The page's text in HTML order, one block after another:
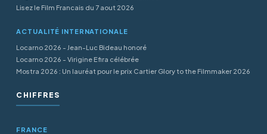
Lisez le Film Francais du 7 aout 2026
ACTUALITÉ INTERNATIONALE
Locarno 2026 - Jean-Luc Bideau honoré
Locarno 2026 - Virigine Efira célébrée
Mostra 2026 : Un lauréat pour le prix Cartier Glory to the Filmmaker 2026
CHIFFRES
FRANCE